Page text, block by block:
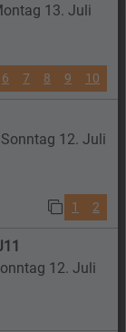
13. Juli
6 7 8 9 10
Sonntag 12. Juli
1 2
12. Juli